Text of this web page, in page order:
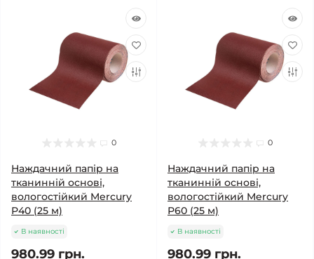
0
Наждачний папір на
тканинній основі,
вологостійкий Mercury
Р40 (25 м)
В наявності
980.99 грн.
0
Наждачний папір на
тканинній основі,
вологостійкий Mercury
Р60 (25 м)
В наявності
980.99 грн.